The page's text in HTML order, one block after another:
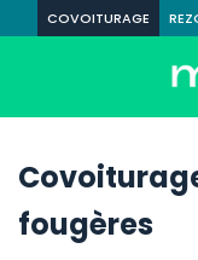
COVOITURAGE
fougères